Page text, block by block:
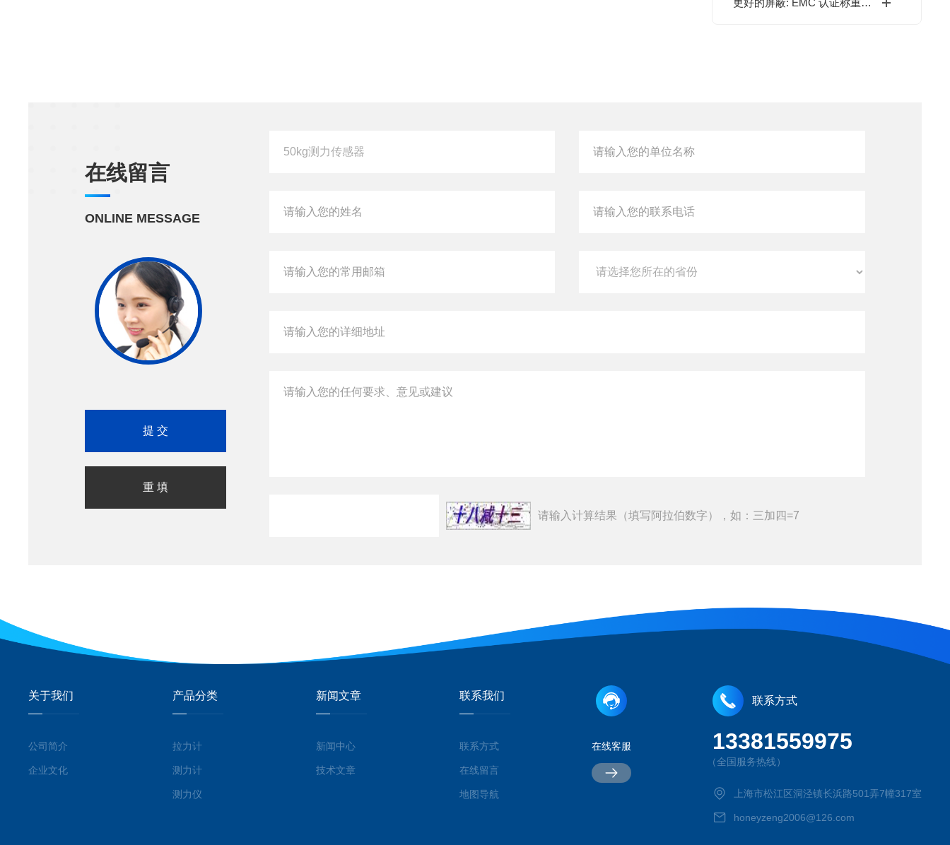
更好的屏蔽: EMC 认证称重设备
在线留言
ONLINE MESSAGE
请输入计算结果（填写阿拉伯数字），如：三加四=7
关于我们
公司简介
企业文化
产品分类
拉力计
测力计
测力仪
新闻文章
新闻中心
技术文章
联系我们
联系方式
在线留言
地图导航
在线客服
联系方式
13381559975
（全国服务热线）
上海市松江区洞泾镇长浜路501弄7幢317室
honeyzeng2006@126.com